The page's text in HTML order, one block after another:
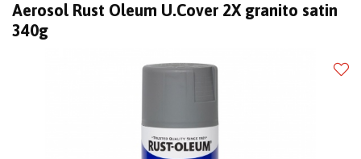
Aerosol Rust Oleum U.Cover 2X granito satin
340g